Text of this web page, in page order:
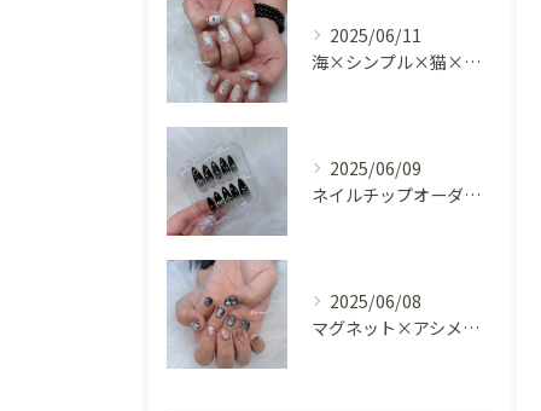
2025/06/11
海×シンプル×猫×上品 nail🐈🐚✨
2025/06/09
ネイルチップオーダー受け付けてます😊🤍
2025/06/08
マグネット×アシメシルバー nail🤍🩶